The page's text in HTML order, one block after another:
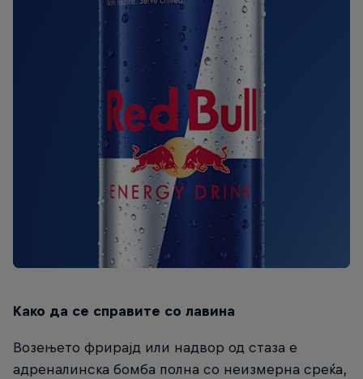
Како да се справите со лавина
Возењето фрирајд или надвор од стаза е
адреналинска бомба полна со неизмерна среќа,